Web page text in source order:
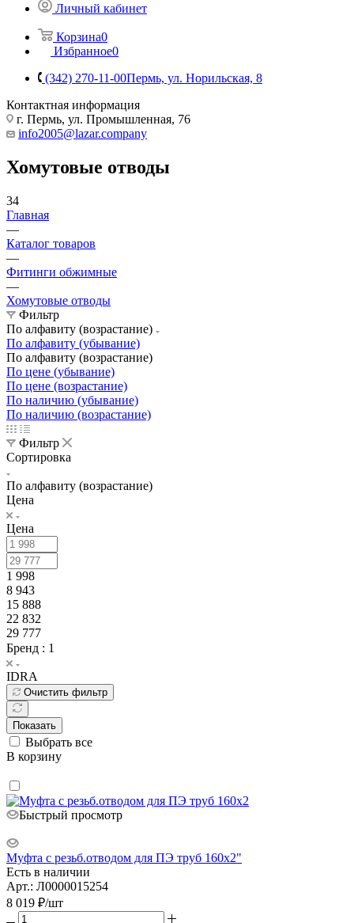
Личный кабинет
Корзина0
Избранное0
(342) 270-11-00Пермь, ул. Норильская, 8
Контактная информация
г. Пермь, ул. Промышленная, 76
info2005@lazar.company
Хомутовые отводы
34
Главная
—
Каталог товаров
—
Фитинги обжимные
—
Хомутовые отводы
Фильтр
По алфавиту (возрастание)
По алфавиту (убывание)
По алфавиту (возрастание)
По цене (убывание)
По цене (возрастание)
По наличию (убывание)
По наличию (возрастание)
Фильтр
Сортировка
По алфавиту (возрастание)
Цена
Цена
1 998
8 943
15 888
22 832
29 777
Бренд : 1
IDRA
Очистить фильтр
Показать
Выбрать все
В корзину
Быстрый просмотр
Муфта с резьб.отводом для ПЭ труб 160х2"
Есть в наличии
Арт.: Л0000015254
8 019 ₽/шт